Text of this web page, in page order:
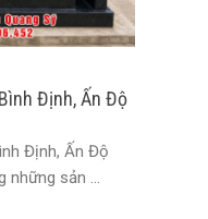
Định, Ấn Độ
Định, Ấn Độ
những sản ...